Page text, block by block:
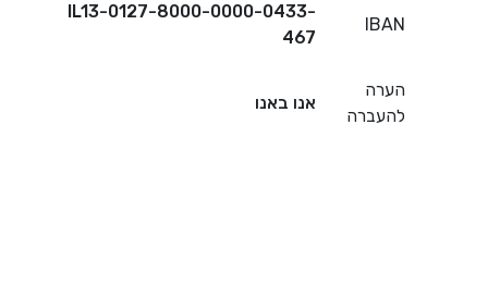
IBAN
IL13-0127-8000-0000-0433-
467
הערה
להעברה
אנו באנו